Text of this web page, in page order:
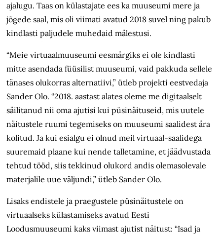
ajalugu. Taas on külastajate ees ka muuseumi mere ja
jõgede saal, mis oli viimati avatud 2018 suvel ning pakub
kindlasti paljudele muhedaid mälestusi.
“Meie virtuaalmuuseumi eesmärgiks ei ole kindlasti
mitte asendada füüsilist muuseumi, vaid pakkuda sellele
tänases olukorras alternatiivi,” ütleb projekti eestvedaja
Sander Olo. “2018. aastast alates oleme me digitaalselt
säilitanud nii oma ajutisi kui püsinäituseid, mis uutele
näitustele ruumi tegemiseks on muuseumi saalidest ära
kolitud. Ja kui esialgu ei olnud meil virtuaal-saalidega
suuremaid plaane kui nende talletamine, et jäädvustada
tehtud tööd, siis tekkinud olukord andis olemasolevale
materjalile uue väljundi,” ütleb Sander Olo.
Lisaks endistele ja praegustele püsinäitustele on
virtuaalseks külastamiseks avatud Eesti
Loodusmuuseumi kaks viimast ajutist näitust: “Isad ja